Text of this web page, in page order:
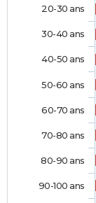
20-30 ans
30-40 ans
40-50 ans
50-60 ans
60-70 ans
70-80 ans
80-90 ans
90-100 ans